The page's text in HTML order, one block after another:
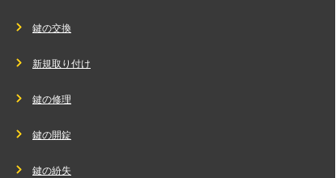
鍵の交換
新規取り付け
鍵の修理
鍵の開錠
鍵の紛失